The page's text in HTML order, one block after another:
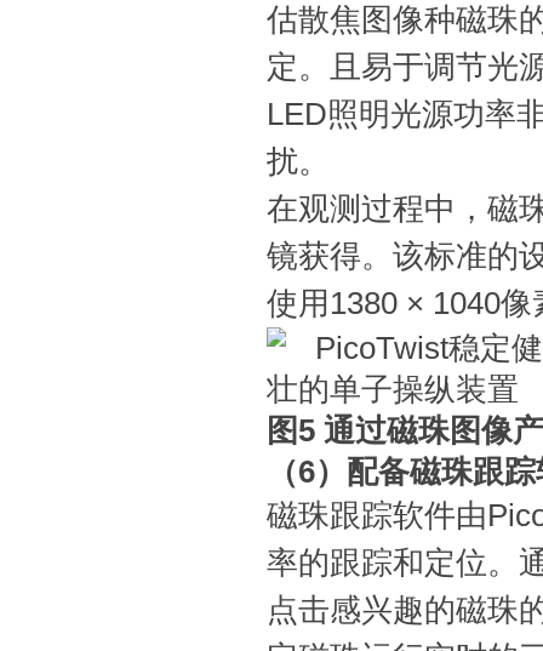
估散焦图像种磁珠
定。且易于调节光
LED照明光源功率
扰。
在观测过程中，磁
镜获得。该标准的
使用1380 × 1040
图5 通过磁珠图像
（6）配备磁珠跟
磁珠跟踪软件由
率的跟踪和定位。
点击感兴趣的磁珠